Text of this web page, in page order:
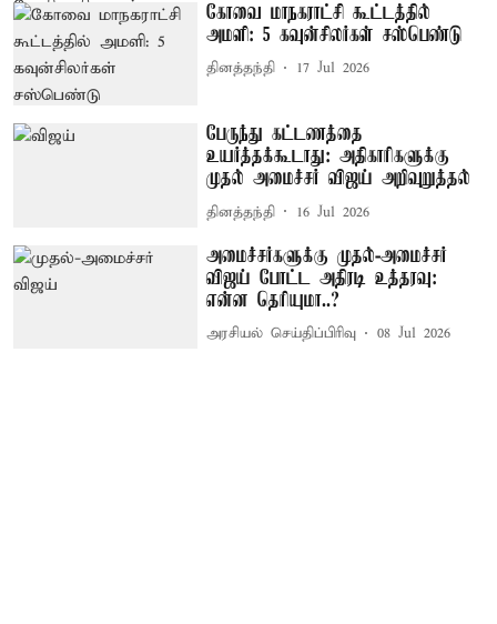
கோவை மாநகராட்சி கூட்டத்தில்
அமளி: 5 கவுன்சிலர்கள் சஸ்பெண்டு
தினத்தந்தி 17 Jul 2026
பேருந்து கட்டணத்தை
உயர்த்தக்கூடாது: அதிகாரிகளுக்கு
முதல் அமைச்சர் விஜய் அறிவுறுத்தல்
தினத்தந்தி 16 Jul 2026
அமைச்சர்களுக்கு முதல்-அமைச்சர்
விஜய் போட்ட அதிரடி உத்தரவு:
என்ன தெரியுமா..?
அரசியல் செய்திப்பிரிவு 08 Jul 2026